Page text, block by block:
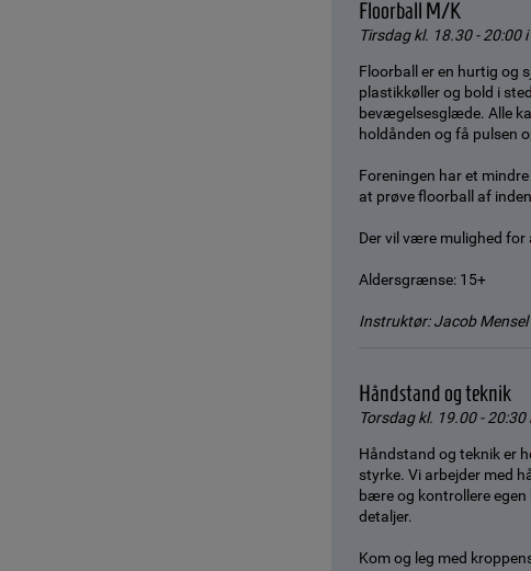
Floorball M/K
Tirsdag kl. 18.30 - 20:00
Floorball er en hurtig og
plastikkøller og bold i
bevægelsesglæde. Alle
holdånden og få pulsen
Foreningen har et
at prøve floorball af
Der vil være mulighed
Aldersgrænse: 15+
Instruktør: Jacob Mensel
Håndstand og teknik
Torsdag kl. 19.00 - 20:30
Håndstand og teknik er
styrke. Vi arbejder med
bære og kontrollere
detaljer.
Kom og leg med